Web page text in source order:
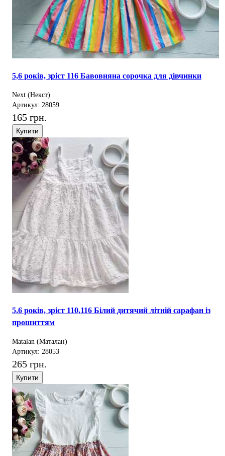
5,6 років, зріст 116 Бавовняна сорочка для дівчинки
Next (Некст)
Артикул: 28059
165 грн.
Купити
5,6 років, зріст 110,116 Білий дитячий літній сарафан із
прошиттям
Matalan (Маталан)
Артикул: 28053
265 грн.
Купити